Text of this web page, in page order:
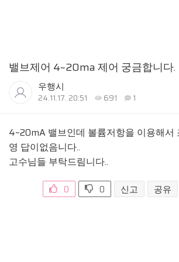
밸브제어 4~20ma 제어 궁금합니다.
우행시
24.11.17. 20:51 691 1
4~20mA 밸브인데 볼륨저항을 이용해서
영 답이없음니다..
고수님들 부탁드림니다..
0 0 신고 공유